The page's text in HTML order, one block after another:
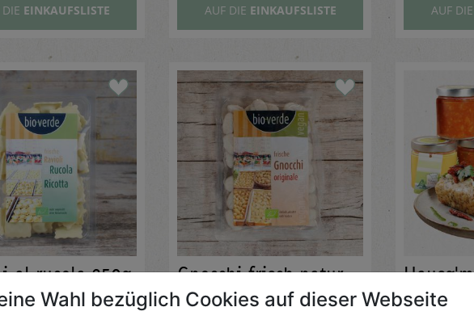
EINKAUFSLISTE AUF DIE EINKAUFSLISTE AUF DIE
al rucola 250g
Gnocchi frisch natur
400g
Wahl bezüglich Cookies auf dieser Webseite